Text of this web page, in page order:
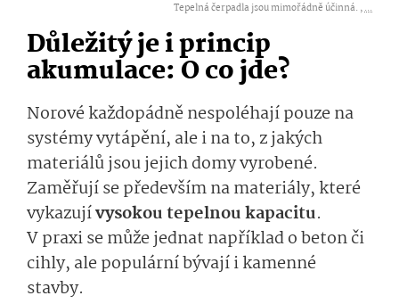
Tepelná čerpadla jsou mimořádně účinná. ,...
Důležitý je i princip
akumulace: O co jde?
Norové každopádně nespoléhají pouze na
systémy vytápění, ale i na to, z jakých
materiálů jsou jejich domy vyrobené.
Zaměřují se především na materiály, které
vykazujívysokou tepelnou kapacitu.
V praxi se může jednat například o beton či
cihly, ale populární bývají i kamenné
stavby.